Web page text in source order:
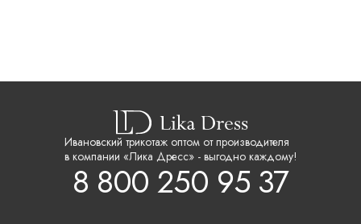
Ивановский трикотаж оптом от производителя
в компании «Лика Дресс» - выгодно каждому!
8 800 250 95 37